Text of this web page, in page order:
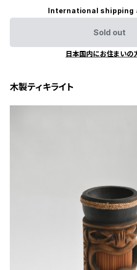
International shipping
Sold out
日本国内にお住まいの
木製ティキライト